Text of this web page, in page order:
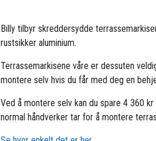
Billy tilbyr skreddersydde
rustsikker aluminium.
Terrassemarkisene våre er dessuten
montere selv hvis du får med deg en
Ved å montere selv kan du spare 4 360
normal håndverker tar for å montere